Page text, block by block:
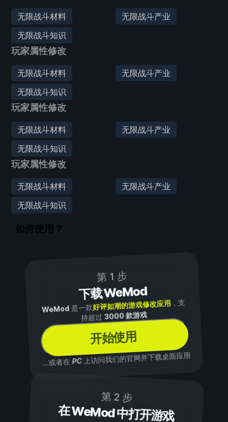
无限战斗材料
无限战斗产业
无限战斗知识
玩家属性修改
无限战斗材料
无限战斗产业
无限战斗知识
玩家属性修改
无限战斗材料
无限战斗产业
无限战斗知识
玩家属性修改
无限战斗材料
无限战斗产业
无限战斗知识
如何使用？
第 1 步
下载 WeMod
WeMod是一款好评如潮的游戏修改应用 ，支
持超过3000 款游戏
开始使用
...或者在PC上访问我们的官网并下载桌面应用
第 2 步
在 WeMod 中打开游戏